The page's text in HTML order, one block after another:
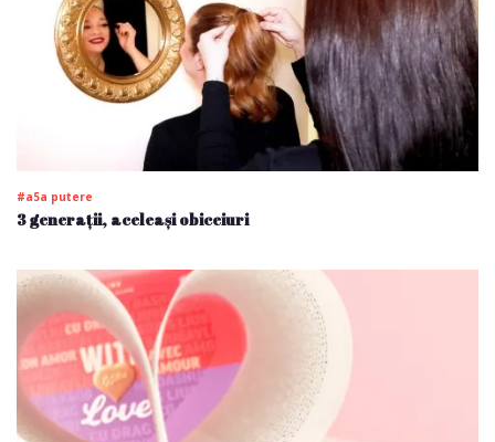
#a5a putere
3 generații, aceleași obiceiuri